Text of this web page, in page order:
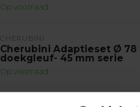
Op voorraad
CHERUBINI
Cherubini Adaptieset Ø 78
doekgleuf- 45 mm serie
Op voorraad